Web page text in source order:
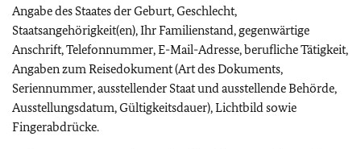
Angabe des Staates der Geburt, Geschlecht,
Staatsangehörigkeit(en), Ihr Familienstand, gegenwärtige
Anschrift, Telefonnummer, E-Mail-Adresse, berufliche Tätigkeit,
Angaben zum Reisedokument (Art des Dokuments,
Seriennummer, ausstellender Staat und ausstellende Behörde,
Ausstellungsdatum, Gültigkeitsdauer), Lichtbild sowie
Fingerabdrücke.